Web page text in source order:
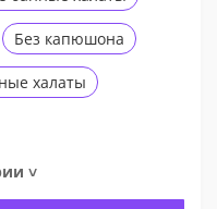
Без капюшона
халаты
˅